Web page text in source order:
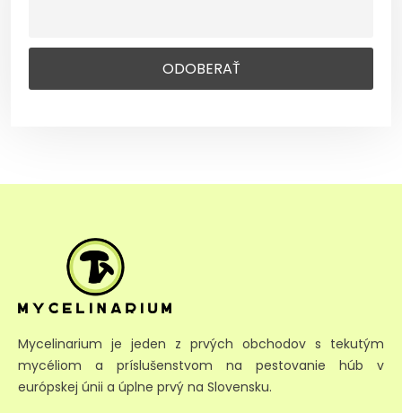
Mycelinarium je jeden z prvých obchodov s tekutým
mycéliom a príslušenstvom na pestovanie húb v
európskej únii a úplne prvý na Slovensku.